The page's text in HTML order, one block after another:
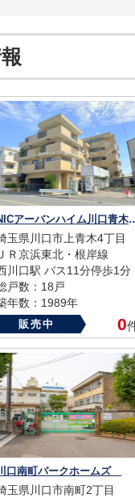
NICアーバンハ
玉県川口市上青木4丁目
ＪＲ京浜東北・根岸線
川口駅 バス11分停歩1分
戸数：18戸
年数：1989年
販売中 0
口南町パークホームズ
玉県川口市南町2丁目